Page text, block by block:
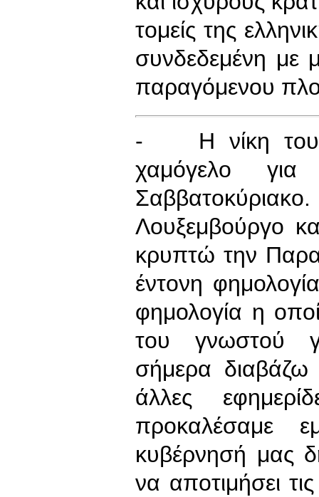
τομείς της
συνδεδεμένη με
παραγόμενου
- Η νίκη του
χαμόγελο
Λουξεμβούργο
κρυπτώ την
έντονη
φημολογία η
του γνωστού
σήμερα διαβάζω
άλλες
προκαλέσαμε
κυβέρνησή μας
να αποτιμήσει